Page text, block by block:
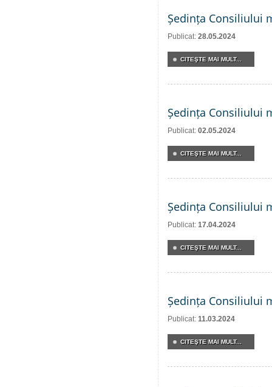
Ședința Consiliului
Publicat: 28.05.2024
CITEŞTE MAI MULT...
Ședința Consiliului
Publicat: 02.05.2024
CITEŞTE MAI MULT...
Ședința Consiliului
Publicat: 17.04.2024
CITEŞTE MAI MULT...
Ședința Consiliului
Publicat: 11.03.2024
CITEŞTE MAI MULT...